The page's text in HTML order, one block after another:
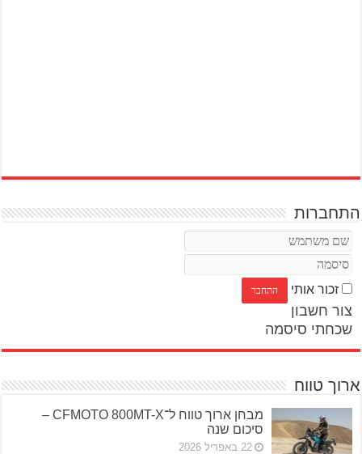
התחברות
זכור אותי
צור חשבון
שכחתי סיסמה
ארוך טווח
מבחן ארוך טווח ל־CFMOTO 800MT-X –
סיכום שנה
22 באפריל 2026